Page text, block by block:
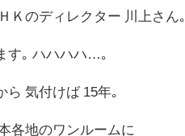
Ｋのディレクター 川上さん｡
す｡ ハハハハ…｡
ら 気付けば 15年｡
各地のワンルームに